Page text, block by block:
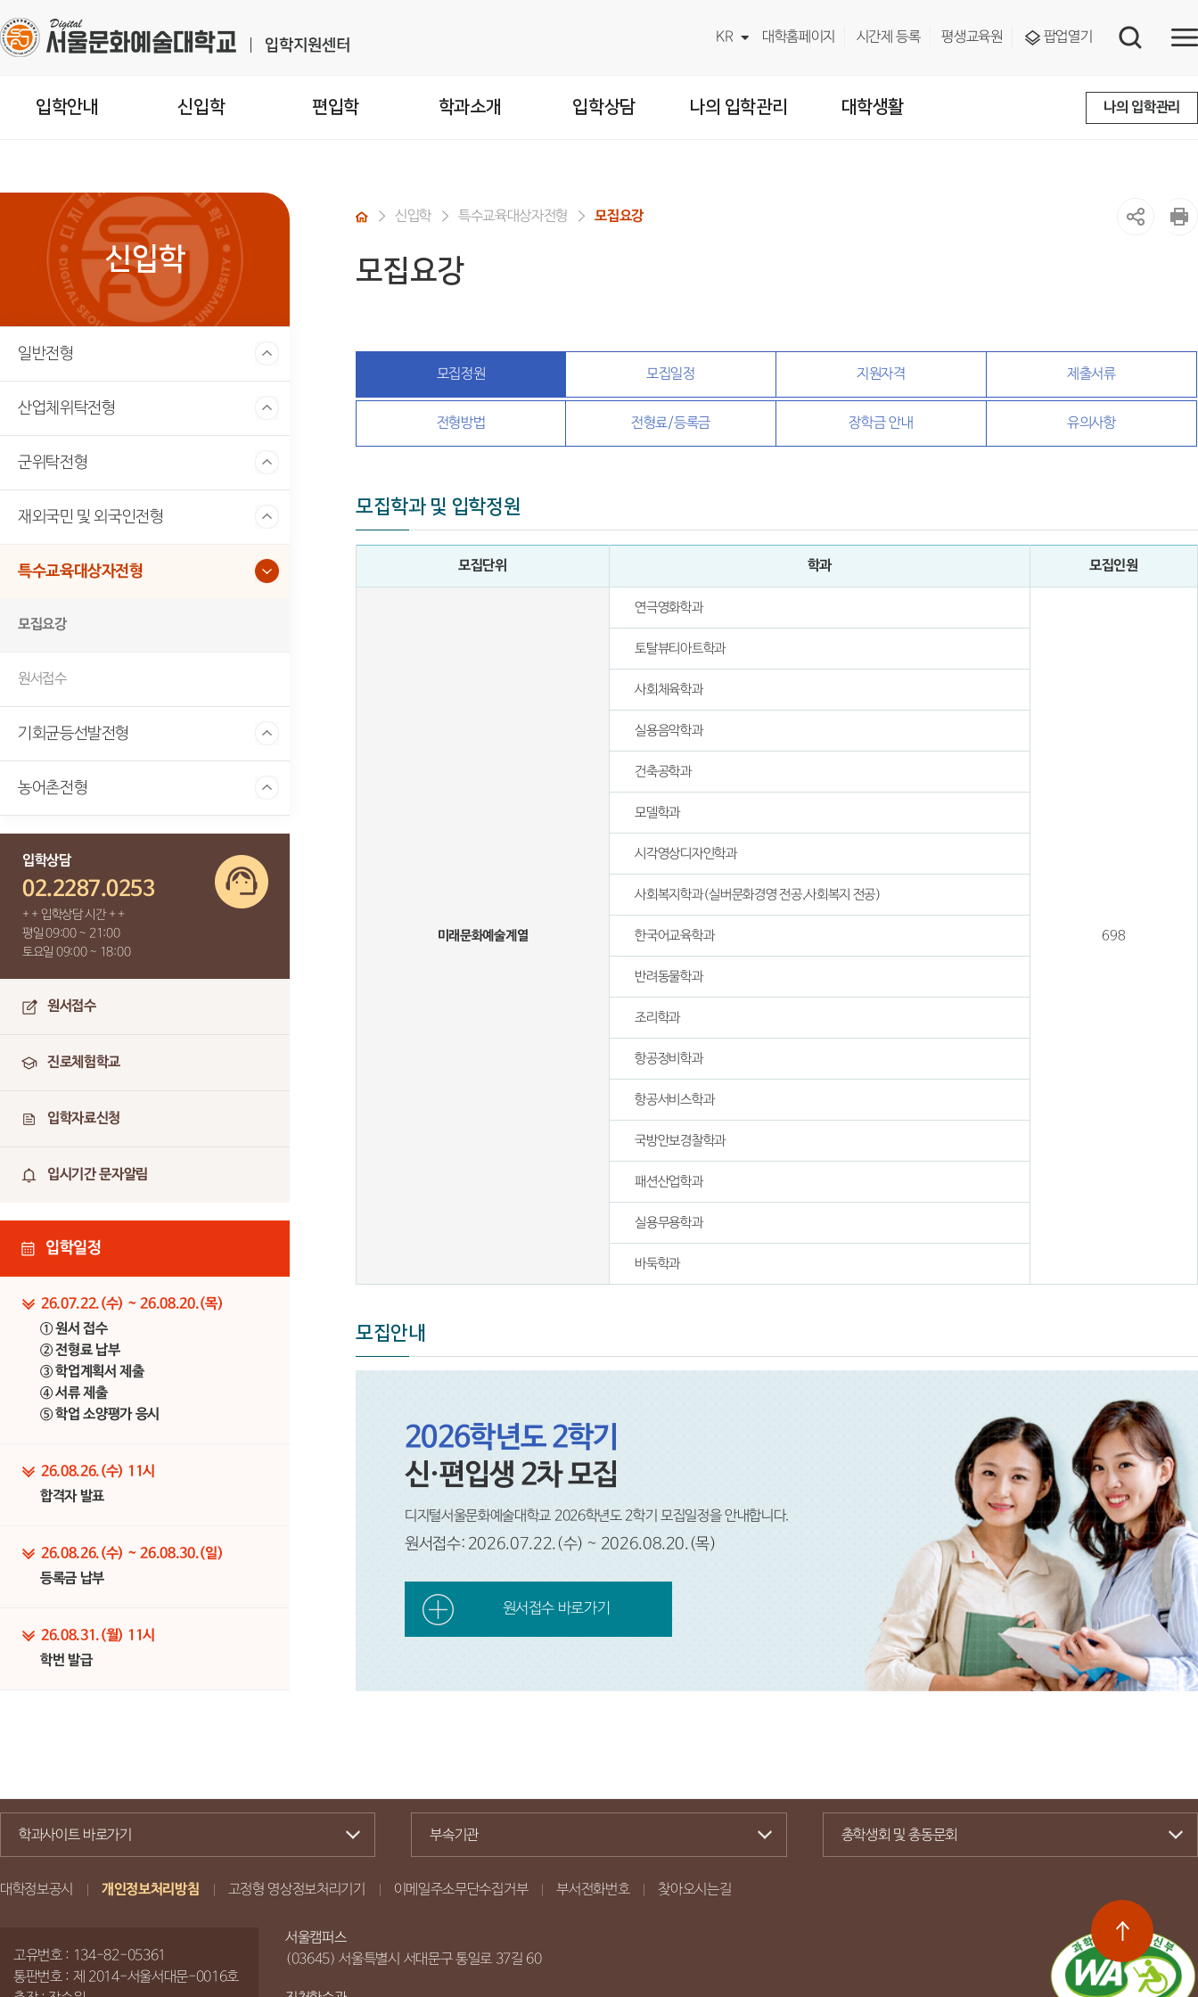
KR 대학홈페이지 시간제 등록 평생교육원 팝업열기
입학안내 신입학 편입학 학과소개 입학상담 나의 입학관리 대학생활 나의 입학관리
신입학
일반전형
산업체위탁전형
군위탁전형
재외국민 및 외국인전형
특수교육대상자전형
모집요강
원서접수
기회균등선발전형
농어촌전형
입학상담
02.2287.0253
+ + 입학상담 시간 + +
평일 09:00 ~ 21:00
토요일 09:00 ~ 18:00
원서접수
진로체험학교
입학자료신청
입시기간 문자알림
입학일정
26.07.22.(수) ~ 26.08.20.(목)
① 원서 접수
② 전형료 납부
③ 학업계획서 제출
④ 서류 제출
⑤ 학업 소양평가 응시
26.08.26.(수) 11시
합격자 발표
26.08.26.(수) ~ 26.08.30.(일)
등록금 납부
26.08.31.(월) 11시
학번 발급
신입학 특수교육대상자전형 모집요강
모집요강
모집정원 모집일정 지원자격 제출서류
전형방법 전형료/등록금 장학금 안내 유의사항
모집학과 및 입학정원
모집단위 학과 모집인원
미래문화예술계열
연극영화학과
698
토탈뷰티아트학과
사회체육학과
실용음악학과
건축공학과
모델학과
시각영상디자인학과
사회복지학과(실버문화경영 전공,사회복지 전공)
한국어교육학과
반려동물학과
조리학과
항공정비학과
항공서비스학과
국방안보경찰학과
패션산업학과
실용무용학과
바둑학과
모집안내
2026학년도 2학기
신·편입생 2차 모집
디지털서울문화예술대학교 2026학년도 2학기 모집일정을 안내합니다.
원서접수: 2026.07.22.(수) ~ 2026.08.20.(목)
원서접수 바로가기
학과사이트 바로가기 부속기관 총학생회 및 총동문회
대학정보공시 개인정보처리방침 고정형 영상정보처리기기 이메일주소무단수집거부 부서전화번호 찾아오시는길
고유번호 : 134-82-05361
통판번호 : 제 2014-서울서대문-0016호
서울캠퍼스
(03645) 서울특별시 서대문구 통일로 37길 60